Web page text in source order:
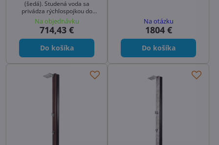
(šedá). Studená voda sa
privádza rýchlospojkou do
hliníkovej akumulačnej nádrže,
kde sa zohrieva slnkom. Páková
zmiešavacia batéria na
nastavenie teploty, antikalk
sprchová ružica, pevné kotvenie
skrutkami a hmoždinkami.
Elegantná záhradná sprcha k
Na objednávku
714,43 €
Do košíka
mosadzná ružica. Elegantná
záhradná sprcha solárna k
bazénu aj na terasu. Výška: 2 m.
Na otázku
1804 €
Do košíka